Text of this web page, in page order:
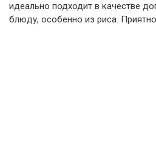
идеально подходит в качестве
блюду, особенно из риса.